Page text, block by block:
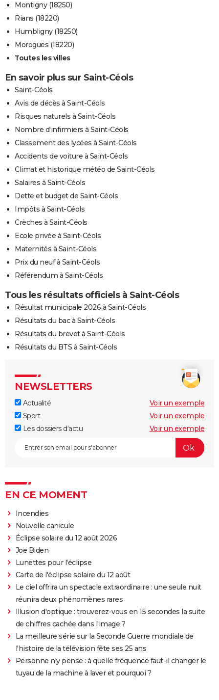
Montigny (18250)
Rians (18220)
Humbligny (18250)
Morogues (18220)
Toutes les villes
En savoir plus sur Saint-Céols
Saint-Céols
Avis de décès à Saint-Céols
Risques naturels à Saint-Céols
Nombre d'infirmiers à Saint-Céols
Classement des lycées à Saint-Céols
Accidents de voiture à Saint-Céols
Climat et historique météo de Saint-Céols
Salaires à Saint-Céols
Dette et budget de Saint-Céols
Impôts à Saint-Céols
Crèches à Saint-Céols
Ecole privée à Saint-Céols
Maternités à Saint-Céols
Prix du neuf à Saint-Céols
Référendum à Saint-Céols
Tous les résultats officiels à Saint-Céols
Résultat municipale 2026 à Saint-Céols
Résultats du bac à Saint-Céols
Résultats du brevet à Saint-Céols
Résultats du BTS à Saint-Céols
NEWSLETTERS
Actualité
Voir un exemple
Sport
Voir un exemple
Les dossiers d'actu
Voir un exemple
EN CE MOMENT
Incendies
Nouvelle canicule
Éclipse solaire du 12 août 2026
Joe Biden
Lunettes pour l'éclipse
Carte de l'éclipse solaire du 12 août
Le ciel offrira un spectacle extraordinaire : une seule nuit
réunira deux phénomènes rares
Illusion d'optique : trouverez-vous en 15 secondes la suite
de chiffres cachée dans l'image ?
La meilleure série sur la Seconde Guerre mondiale de
l'histoire de la télévision fête ses 25 ans
Personne n'y pense : à quelle fréquence faut-il changer le
tuyau de la machine à laver et pourquoi ?